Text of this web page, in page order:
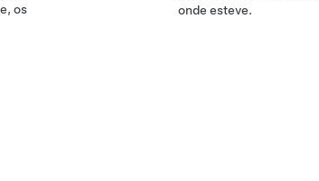
os
onde esteve.